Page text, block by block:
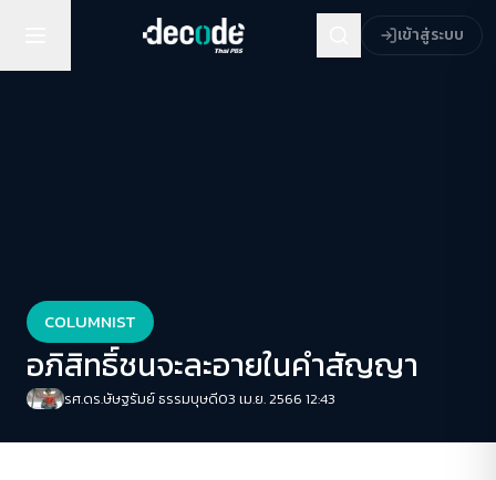
เข้าสู่ระบบ
COLUMNIST
อภิสิทธิ์ชนจะละอายในคำสัญญา
รศ.ดร.ษัษฐรัมย์ ธรรมบุษดี03 เม.ย. 2566 12:43